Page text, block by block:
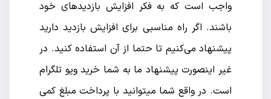
واجب است که به فکر افزایش بازدید‌های خود
باشند. اگر راه مناسبی برای افزایش بازدید دارید
پیشنهاد می‌کنیم تا حتما از آن استفاده کنید. در
غیر اینصورت پیشنهاد ما به شما خرید ویو تلگرام
است. در واقع شما میتوانید با پرداخت مبلغ کمی